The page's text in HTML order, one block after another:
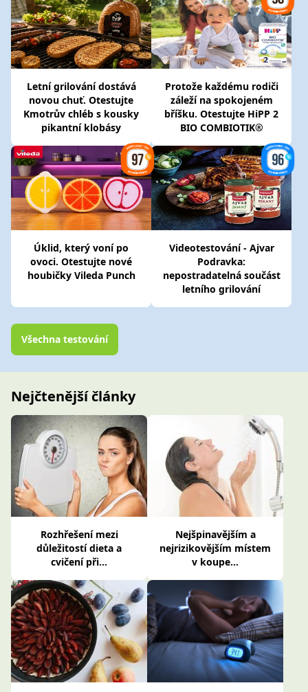
Letní grilování dostává
novou chuť. Otestujte
Kmotrův chléb s kousky
pikantní klobásy
Protože každému rodiči
záleží na spokojeném
bříšku. Otestujte HiPP 2
BIO COMBIOTIK®
Úklid, který voní po
ovoci. Otestujte nové
houbičky Vileda Punch
Videotestování - Ajvar
Podravka:
nepostradatelná součást
letního grilování
Všechna testování
Nejčtenější články
Rozhřešení mezi
důležitostí dieta a
cvičení při...
Nejšpinavějším a
nejrizikovějším místem
v koupe...